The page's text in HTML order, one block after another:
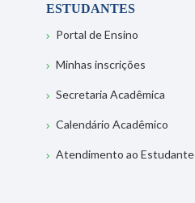
ESTUDANTES
Portal de Ensino
Minhas inscrições
Secretaria Acadêmica
Calendário Acadêmico
Atendimento ao Estudante